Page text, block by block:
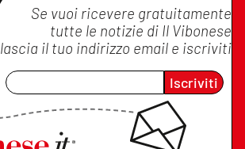
Se vuoi ricevere gratuitamente
tutte le notizie di Il Vibonese
lascia il tuo indirizzo email e iscriviti
Iscriviti